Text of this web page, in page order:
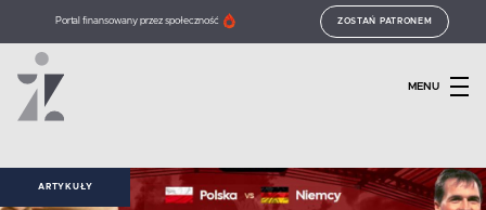
Portal finansowany przez społeczność ZOSTAŃ PATRONEM
MENU
ARTYKUŁY